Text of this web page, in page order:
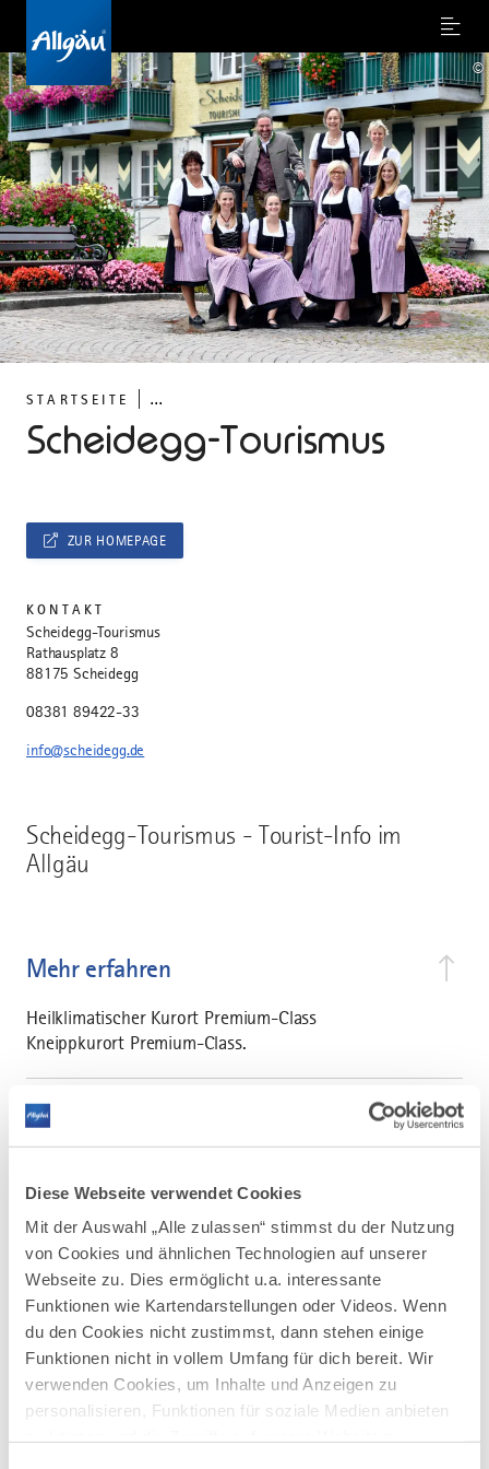
Diese Webseite verwendet Cookies
Mit der Auswahl „Alle zulassen“ stimmst du der Nutzung
von Cookies und ähnlichen Technologien auf unserer
Webseite zu. Dies ermöglicht u.a. interessante
Funktionen wie Kartendarstellungen oder Videos. Wenn
du den Cookies nicht zustimmst, dann stehen einige
Funktionen nicht in vollem Umfang für dich bereit. Wir
verwenden Cookies, um Inhalte und Anzeigen zu
personalisieren, Funktionen für soziale Medien anbieten
Menu
STARTSEITE ...
Scheidegg-Tourismus
©
Scheidegg-Tourismus - Tourist-Info im
Allgäu
Mehr erfahren
Heilklimatischer Kurort Premium-Class
Kneippkurort Premium-Class.
ZUR HOMEPAGE
KONTAKT
Scheidegg-Tourismus
Rathausplatz 8
88175 Scheidegg
08381 89422-33
info@scheidegg.de
AUF DER ALLGÄU KARTE